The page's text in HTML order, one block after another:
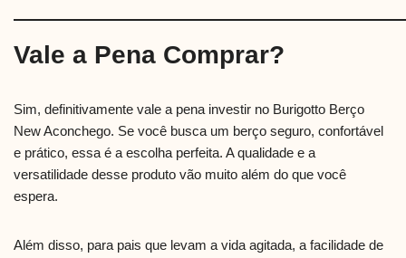
Vale a Pena Comprar?
Sim, definitivamente vale a pena investir no Burigotto Berço
New Aconchego. Se você busca um berço seguro, confortável
e prático, essa é a escolha perfeita. A qualidade e a
versatilidade desse produto vão muito além do que você
espera.
Além disso, para pais que levam a vida agitada, a facilidade de